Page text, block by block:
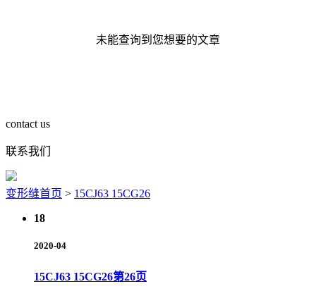
未能查询到您想要的文章
contact us
联系我们
变形缝首页 > 15CJ63 15CG26
18
2020-04
15CJ63 15CG26第26页